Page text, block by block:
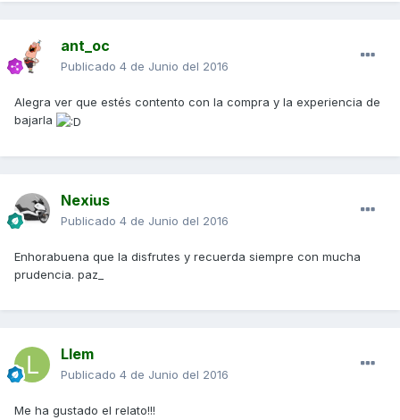
ant_oc
Publicado 4 de Junio del 2016
Alegra ver que estés contento con la compra y la experiencia de
bajarla
Nexius
Publicado 4 de Junio del 2016
Enhorabuena que la disfrutes y recuerda siempre con mucha
prudencia. paz_
Llem
Publicado 4 de Junio del 2016
Me ha gustado el relato!!!